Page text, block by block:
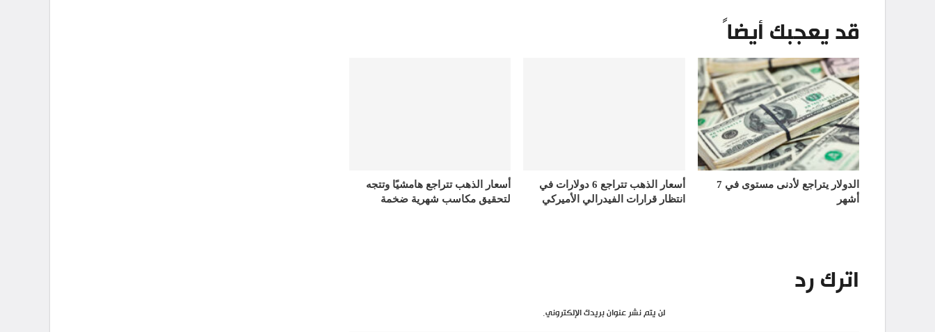
قد يعجبك أيضاً
الدولار يتراجع لأدنى مستوى في 7
أشهر
أسعار الذهب تتراجع 6 دولارات في
انتظار قرارات الفيدرالي الأميركي
أسعار الذهب تتراجع هامشيًا وتتجه
لتحقيق مكاسب شهرية ضخمة
اترك رد
لن يتم نشر عنوان بريدك الإلكتروني.